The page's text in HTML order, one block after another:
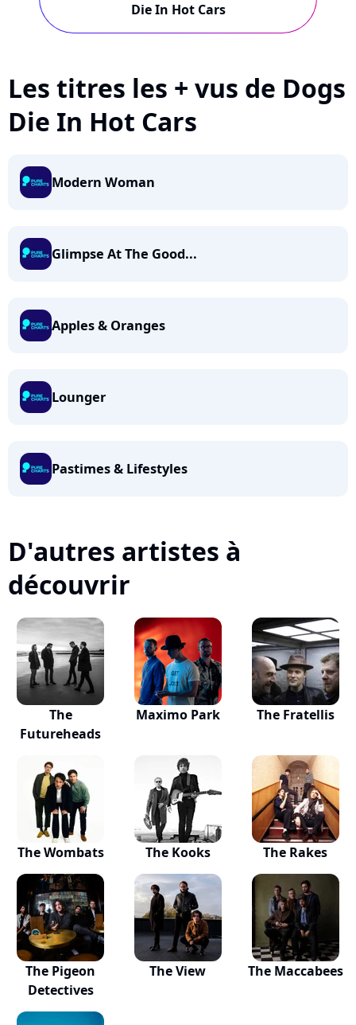
Die In Hot Cars
Les titres les + vus de Dogs
Die In Hot Cars
Modern Woman
Glimpse At The Good...
Apples & Oranges
Lounger
Pastimes & Lifestyles
D'autres artistes à
découvrir
The
Futureheads
Maximo Park The Fratellis
The Wombats The Kooks The Rakes
The Pigeon
Detectives
The View The Maccabees